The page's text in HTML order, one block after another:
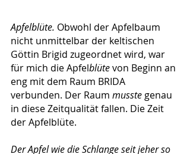
Apfelblüte. Obwohl der Apfelbaum
nicht unmittelbar der keltischen
Göttin Brigid zugeordnet wird, war
für mich die Apfelblüte von Beginn an
eng mit dem Raum BRIDA
verbunden. Der Raum musste genau
in diese Zeitqualität fallen. Die Zeit
der Apfelblüte.
Der Apfel wie die Schlange seit jeher so